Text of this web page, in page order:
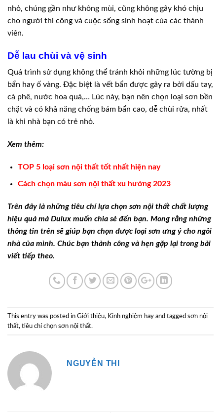
nhỏ, chúng gần như không mùi, cũng không gây khó chịu
cho người thi công và cuộc sống sinh hoạt của các thành
viên.
Dễ lau chùi và vệ sinh
Quá trình sử dụng không thể tránh khỏi những lúc tường bị
bẩn hay ố vàng. Đặc biệt là vết bẩn được gây ra bởi dấu tay,
cà phê, nước hoa quả,… Lúc này, bạn nên chọn loại sơn bền
chặt và có khả năng chống bám bẩn cao, dễ chùi rửa, nhất
là khi nhà bạn có trẻ nhỏ.
Xem thêm:
TOP 5 loại sơn nội thất tốt nhất hiện nay
Cách chọn màu sơn nội thất xu hướng 2023
Trên đây là những tiêu chí lựa chọn sơn nội thất chất lượng
hiệu quả mà Dulux muốn chia sẻ đến bạn. Mong rằng những
thông tin trên sẽ giúp bạn chọn được loại sơn ưng ý cho ngôi
nhà của mình. Chúc bạn thành công và hẹn gặp lại trong bài
viết tiếp theo.
This entry was posted in Giới thiệu, Kinh nghiệm hay and tagged sơn nội
thất, tiêu chí chọn sơn nội thất.
NGUYỄN THI